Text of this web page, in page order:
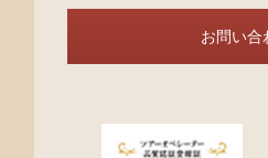
お問い合